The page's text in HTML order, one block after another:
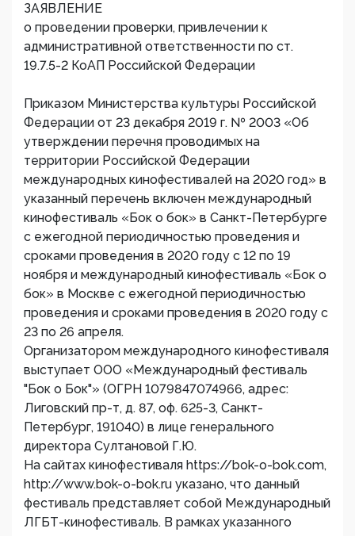
ЗАЯВЛЕНИЕ
о проведении проверки, привлечении к
административной ответственности по ст.
19.7.5-2 КоАП Российской Федерации
Приказом Министерства культуры Российской
Федерации от 23 декабря 2019 г. № 2003 «Об
утверждении перечня проводимых на
территории Российской Федерации
международных кинофестивалей на 2020 год» в
указанный перечень включен международный
кинофестиваль «Бок о бок» в Санкт-Петербурге
с ежегодной периодичностью проведения и
сроками проведения в 2020 году с 12 по 19
ноября и международный кинофестиваль «Бок о
бок» в Москве с ежегодной периодичностью
проведения и сроками проведения в 2020 году с
23 по 26 апреля.
Организатором международного кинофестиваля
выступает ООО «Международный фестиваль
"Бок о Бок"» (ОГРН 1079847074966, адрес:
Лиговский пр-т, д. 87, оф. 625-3, Санкт-
Петербург, 191040) в лице генерального
директора Султановой Г.Ю.
На сайтах кинофестиваля https://bok-o-bok.com,
http://www.bok-o-bok.ru указано, что данный
фестиваль представляет собой Международный
ЛГБТ-кинофестиваль. В рамках указанного